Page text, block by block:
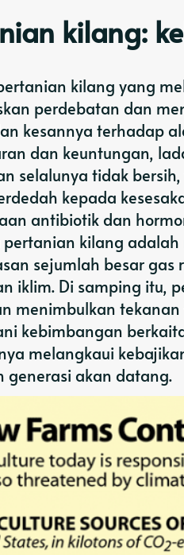
kilang:
kilang yang
perdebatan dan
kesannya terhadap
dan keuntungan,
selalunya tidak
kepada
antibiotik dan
kilang
sejumlah besar
iklim. Di samping itu,
menimbulkan
kebimbangan
melangkaui
generasi akan datang.